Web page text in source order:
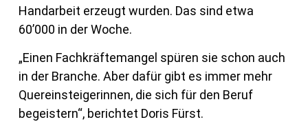
Handarbeit erzeugt wurden. Das sind etwa
60’000 in der Woche.
„Einen Fachkräftemangel spüren sie schon auch
in der Branche. Aber dafür gibt es immer mehr
Quereinsteigerinnen, die sich für den Beruf
begeistern“, berichtet Doris Fürst.